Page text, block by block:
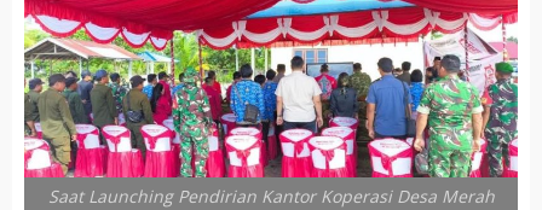
Saat Launching Pendirian Kantor Koperasi Desa Merah